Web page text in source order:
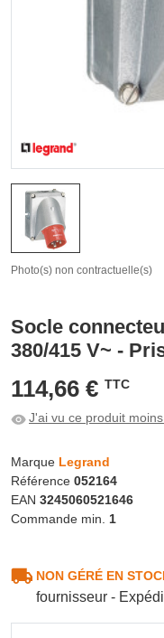
Photo(s) non contractuelle(s)
Socle
380/415 V~ -
114,66 € TTC
J'ai vu ce produit
Marque Legrand
Référence 052164
EAN 3245060521646
Commande min. 1
NON GÉRÉ EN
fournisseur -